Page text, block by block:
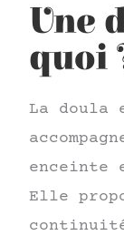
Une
quoi
La doula
enceinte
Elle